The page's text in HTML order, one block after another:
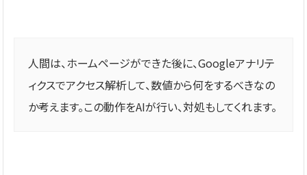
人間は、ホームページができた後に、Googleアナリテ
ィクスでアクセス解析して、数値から何をするべきなの
か考えます。この動作をAIが行い、対処もしてくれます。